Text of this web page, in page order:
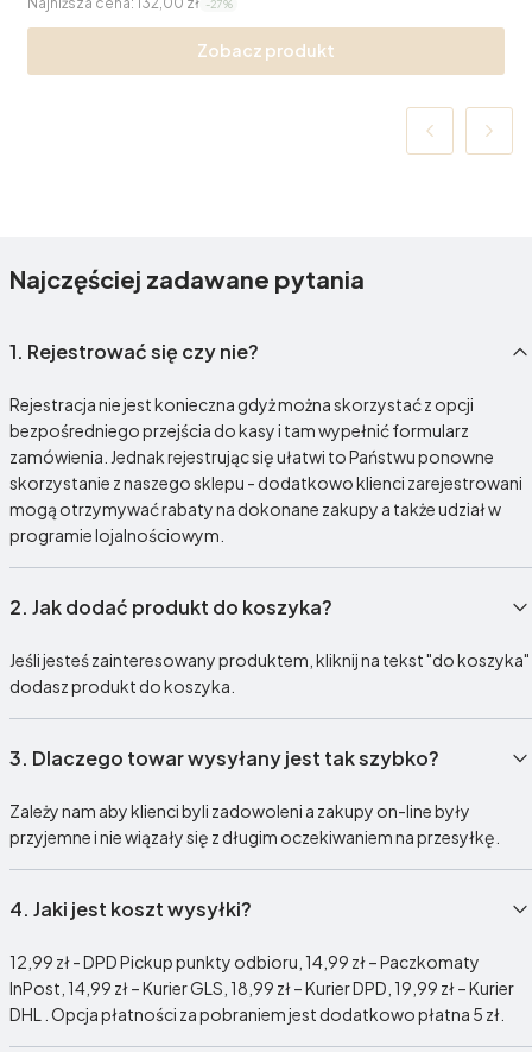
-27%
Zobacz produkt
Najczęściej zadawane pytania
1. Rejestrować się czy nie?
Rejestracja nie jest konieczna gdyż można skorzystać z opcji
bezpośredniego przejścia do kasy i tam wypełnić formularz
zamówienia. Jednak rejestrując się ułatwi to Państwu ponowne
skorzystanie z naszego sklepu - dodatkowo klienci zarejestrowani
mogą otrzymywać rabaty na dokonane zakupy a także udział w
programie lojalnościowym.
2. Jak dodać produkt do koszyka?
Jeśli jesteś zainteresowany produktem, kliknij na tekst "do koszyka"
dodasz produkt do koszyka.
3. Dlaczego towar wysyłany jest tak szybko?
Zależy nam aby klienci byli zadowoleni a zakupy on-line były
przyjemne i nie wiązały się z długim oczekiwaniem na przesyłkę.
4. Jaki jest koszt wysyłki?
12,99 zł - DPD Pickup punkty odbioru, 14,99 zł – Paczkomaty
InPost, 14,99 zł – Kurier GLS, 18,99 zł – Kurier DPD, 19,99 zł – Kurier
DHL . Opcja płatności za pobraniem jest dodatkowo płatna 5 zł.